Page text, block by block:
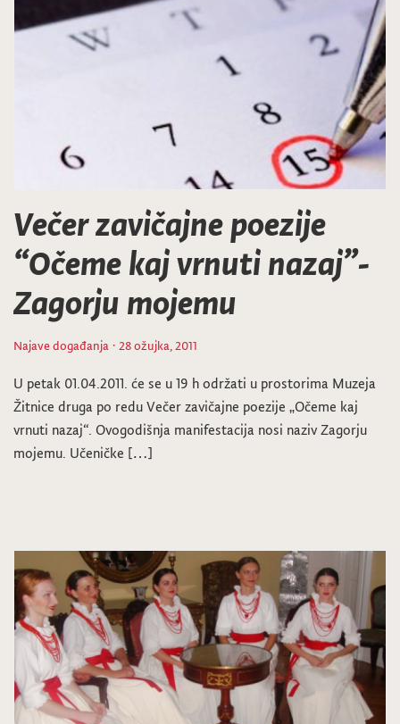
Večer zavičajne poezije
“Očeme kaj vrnuti nazaj”-
Zagorju mojemu
Najave događanja · 28 ožujka, 2011
U petak 01.04.2011. će se u 19 h održati u prostorima Muzeja
Žitnice druga po redu Večer zavičajne poezije „Očeme kaj
vrnuti nazaj“. Ovogodišnja manifestacija nosi naziv Zagorju
mojemu. Učeničke […]